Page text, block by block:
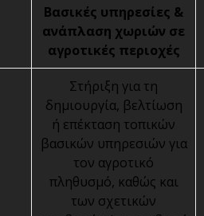
Βασικές υπηρεσίες &
ανάπλαση χωριών σε
αγροτικές περιοχές
Στήριξη για τη
δημιουργία, βελτίωση
ή επέκταση τοπικών
βασικών υπηρεσιών για
τον αγροτικό
πληθυσμό, καθώς και
των σχετικών